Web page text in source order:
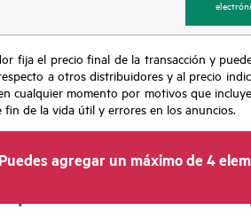
fija el precio final de la transacción y
a otros distribuidores y al precio
cualquier momento por motivos que
de la vida útil y errores en los anuncios.
Puedes agregar un máximo de 4